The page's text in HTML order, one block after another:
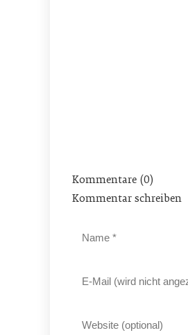
Kommentare (0)
Kommentar schreiben